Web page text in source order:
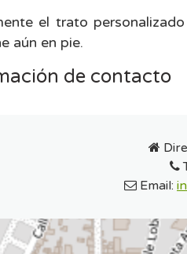
el trato
aún en pie.
de contacto
Email: